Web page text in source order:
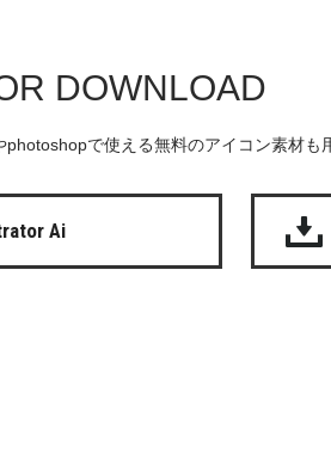
DOWNLOAD
で使える無料のアイコン素材も
Ai